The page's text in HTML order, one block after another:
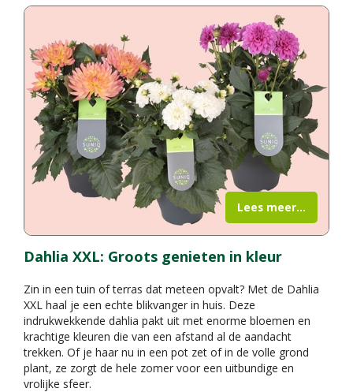
Dahlia XXL: Groots genieten in kleur
Zin in een tuin of terras dat meteen opvalt? Met de Dahlia
XXL haal je een echte blikvanger in huis. Deze
indrukwekkende dahlia pakt uit met enorme bloemen en
krachtige kleuren die van een afstand al de aandacht
trekken. Of je haar nu in een pot zet of in de volle grond
plant, ze zorgt de hele zomer voor een uitbundige en
vrolijke sfeer.
Lees meer...